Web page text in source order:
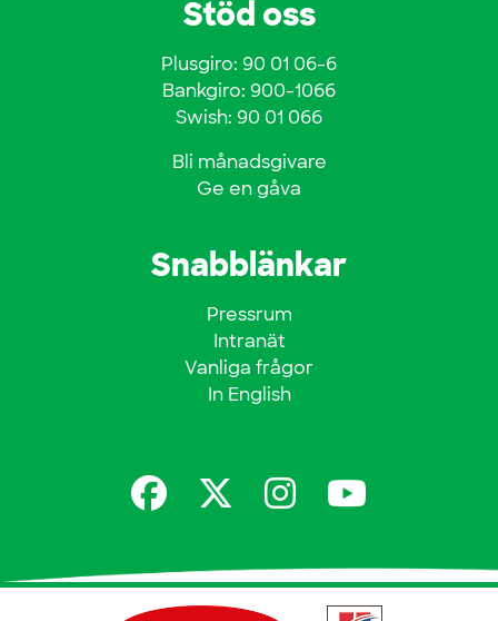
Stöd oss
Plusgiro: 90 01 06-6
Bankgiro: 900-1066
Swish: 90 01 066
Bli månadsgivare
Ge en gåva
Snabblänkar
Pressrum
Intranät
Vanliga frågor
In English